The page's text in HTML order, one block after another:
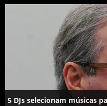
5 DJs selecionam músicas